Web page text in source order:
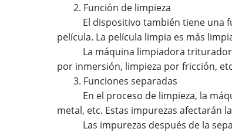
2. Función de limpieza
El dispositivo también tiene una
película. La película limpia es más
La máquina limpiadora
por inmersión, limpieza por fricción,
3. Funciones separadas
En el proceso de limpieza, la
metal, etc. Estas impurezas afectarán
Las impurezas después de la